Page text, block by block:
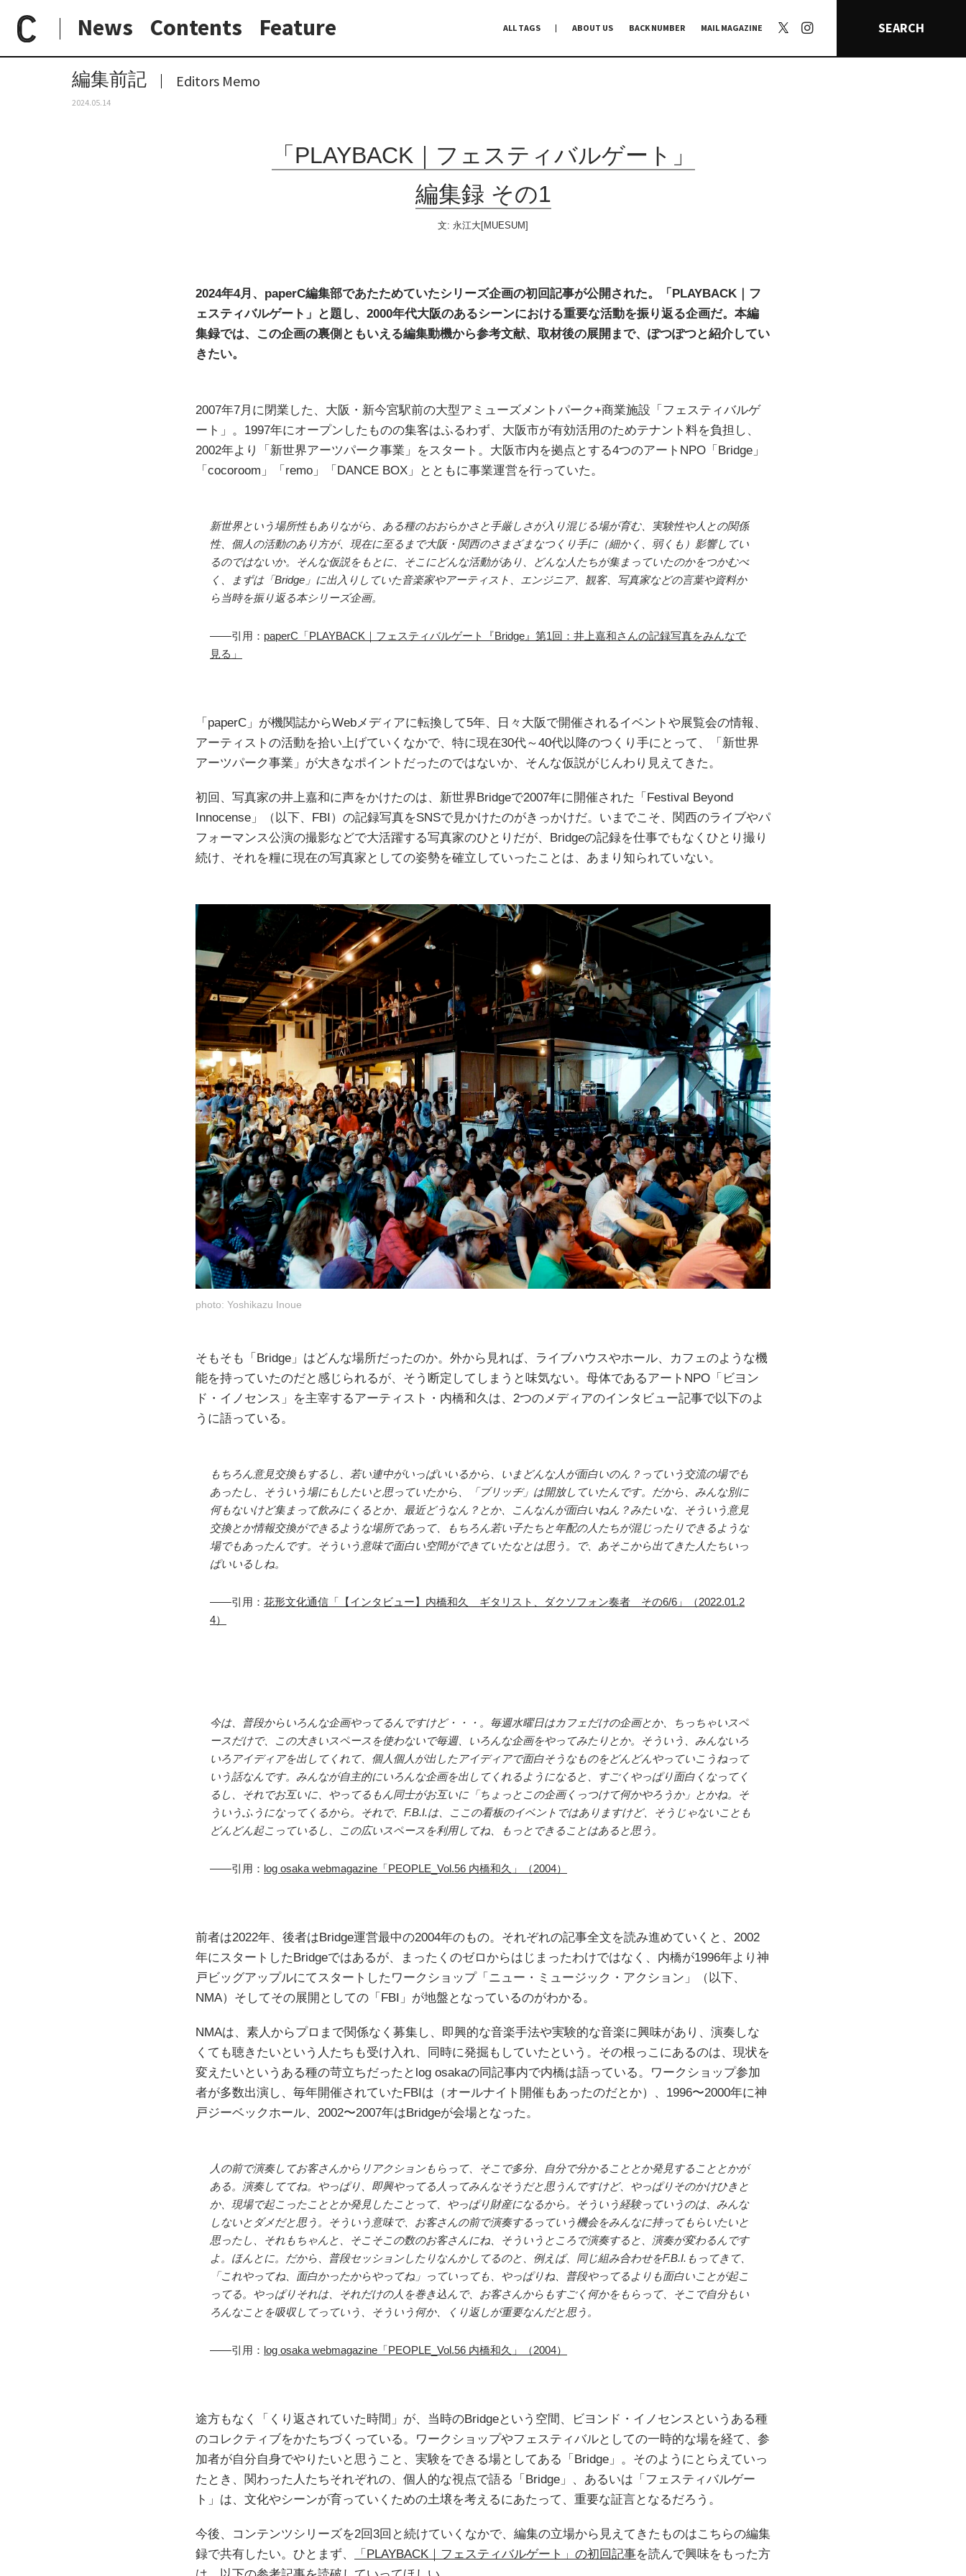
News Contents Feature ALL TAGS ABOUT US BACK NUMBER MAIL MAGAZINE SEARCH
日常と現場
paperC 編集前記
編集前記 Editors Memo
2024.05.14
「PLAYBACK｜フェスティバルゲート」
編集録 その1
文: 永江大[MUESUM]
2024年4月、paperC編集部であたためていたシリーズ企画の初回記事が公開された。「PLAYBACK｜フ
ェスティバルゲート」と題し、2000年代大阪のあるシーンにおける重要な活動を振り返る企画だ。本編
集録では、この企画の裏側ともいえる編集動機から参考文献、取材後の展開まで、ぽつぽつと紹介してい
きたい。
2007年7月に閉業した、大阪・新今宮駅前の大型アミューズメントパーク+商業施設「フェスティバルゲ
ート」。1997年にオープンしたものの集客はふるわず、大阪市が有効活用のためテナント料を負担し、
2002年より「新世界アーツパーク事業」をスタート。大阪市内を拠点とする4つのアートNPO「Bridge」
「cocoroom」「remo」「DANCE BOX」とともに事業運営を行っていた。
新世界という場所性もありながら、ある種のおおらかさと手厳しさが入り混じる場が育む、実験性や人との関係
性、個人の活動のあり方が、現在に至るまで大阪・関西のさまざまなつくり手に（細かく、弱くも）影響してい
るのではないか。そんな仮説をもとに、そこにどんな活動があり、どんな人たちが集まっていたのかをつかむべ
く、まずは「Bridge」に出入りしていた音楽家やアーティスト、エンジニア、観客、写真家などの言葉や資料か
ら当時を振り返る本シリーズ企画。
——引用： paperC「PLAYBACK｜フェスティバルゲート『Bridge』第1回：井上嘉和さんの記録写真をみんなで
見る」
「paperC」が機関誌からWebメディアに転換して5年、日々大阪で開催されるイベントや展覧会の情報、
アーティストの活動を拾い上げていくなかで、特に現在30代～40代以降のつくり手にとって、「新世界
アーツパーク事業」が大きなポイントだったのではないか、そんな仮説がじんわり見えてきた。
初回、写真家の井上嘉和に声をかけたのは、新世界Bridgeで2007年に開催された「Festival Beyond
Innocense」（以下、FBI）の記録写真をSNSで見かけたのがきっかけだ。いまでこそ、関西のライブやパ
フォーマンス公演の撮影などで大活躍する写真家のひとりだが、Bridgeの記録を仕事でもなくひとり撮り
続け、それを糧に現在の写真家としての姿勢を確立していったことは、あまり知られていない。
photo: Yoshikazu Inoue
そもそも「Bridge」はどんな場所だったのか。外から見れば、ライブハウスやホール、カフェのような機
能を持っていたのだと感じられるが、そう断定してしまうと味気ない。母体であるアートNPO「ビヨン
ド・イノセンス」を主宰するアーティスト・内橋和久は、2つのメディアのインタビュー記事で以下のよ
うに語っている。
もちろん意見交換もするし、若い連中がいっぱいいるから、いまどんな人が面白いのん？っていう交流の場でも
あったし、そういう場にもしたいと思っていたから、「ブリッヂ」は開放していたんです。だから、みんな別に
何もないけど集まって飲みにくるとか、最近どうなん？とか、こんなんが面白いねん？みたいな、そういう意見
交換とか情報交換ができるような場所であって、もちろん若い子たちと年配の人たちが混じったりできるような
場でもあったんです。そういう意味で面白い空間ができていたなとは思う。で、あそこから出てきた人たちいっ
ぱいいるしね。
——引用： 花形文化通信「【インタビュー】内橋和久 ギタリスト、ダクソフォン奏者 その6/6」（2022.01.2
4）
今は、普段からいろんな企画やってるんですけど・・・。毎週水曜日はカフェだけの企画とか、ちっちゃいスペ
ースだけで、この大きいスペースを使わないで毎週、いろんな企画をやってみたりとか。そういう、みんないろ
いろアイディアを出してくれて、個人個人が出したアイディアで面白そうなものをどんどんやっていこうねって
いう話なんです。みんなが自主的にいろんな企画を出してくれるようになると、すごくやっぱり面白くなってく
るし、それでお互いに、やってるもん同士がお互いに「ちょっとこの企画くっつけて何かやろうか」とかね。そ
ういうふうになってくるから。それで、F.B.I.は、ここの看板のイベントではありますけど、そうじゃないことも
どんどん起こっているし、この広いスペースを利用してね、もっとできることはあると思う。
——引用： log osaka webmagazine「PEOPLE_Vol.56 内橋和久」（2004）
前者は2022年、後者はBridge運営最中の2004年のもの。それぞれの記事全文を読み進めていくと、2002
年にスタートしたBridgeではあるが、まったくのゼロからはじまったわけではなく、内橋が1996年より神
戸ビッグアップルにてスタートしたワークショップ「ニュー・ミュージック・アクション」（以下、
NMA）そしてその展開としての「FBI」が地盤となっているのがわかる。
NMAは、素人からプロまで関係なく募集し、即興的な音楽手法や実験的な音楽に興味があり、演奏しな
くても聴きたいという人たちも受け入れ、同時に発掘もしていたという。その根っこにあるのは、現状を
変えたいというある種の苛立ちだったとlog osakaの同記事内で内橋は語っている。ワークショップ参加
者が多数出演し、毎年開催されていたFBIは（オールナイト開催もあったのだとか）、1996〜2000年に神
戸ジーベックホール、2002〜2007年はBridgeが会場となった。
人の前で演奏してお客さんからリアクションもらって、そこで多分、自分で分かることとか発見することとかが
ある。演奏しててね。やっぱり、即興やってる人ってみんなそうだと思うんですけど、やっぱりそのかけひきと
か、現場で起こったこととか発見したことって、やっぱり財産になるから。そういう経験っていうのは、みんな
しないとダメだと思う。そういう意味で、お客さんの前で演奏するっていう機会をみんなに持ってもらいたいと
思ったし、それもちゃんと、そこそこの数のお客さんにね、そういうところで演奏すると、演奏が変わるんです
よ。ほんとに。だから、普段セッションしたりなんかしてるのと、例えば、同じ組み合わせをF.B.I.もってきて、
「これやってね、面白かったからやってね」っていっても、やっぱりね、普段やってるよりも面白いことが起こ
ってる。やっぱりそれは、それだけの人を巻き込んで、お客さんからもすごく何かをもらって、そこで自分もい
ろんなことを吸収してっていう、そういう何か、くり返しが重要なんだと思う。
——引用： log osaka webmagazine「PEOPLE_Vol.56 内橋和久」（2004）
途方もなく「くり返されていた時間」が、当時のBridgeという空間、ビヨンド・イノセンスというある種
のコレクティブをかたちづくっている。ワークショップやフェスティバルとしての一時的な場を経て、参
加者が自分自身でやりたいと思うこと、実験をできる場としてある「Bridge」。そのようにとらえていっ
たとき、関わった人たちそれぞれの、個人的な視点で語る「Bridge」、あるいは「フェスティバルゲー
ト」は、文化やシーンが育っていくための土壌を考えるにあたって、重要な証言となるだろう。
今後、コンテンツシリーズを2回3回と続けていくなかで、編集の立場から見えてきたものはこちらの編集
録で共有したい。ひとまず、
「PLAYBACK｜フェスティバルゲート」の初回記事を読んで興味をもった方